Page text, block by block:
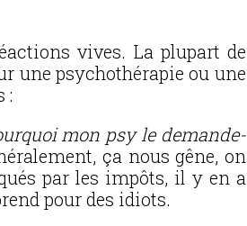
vives. La plupart de
une psychothérapie ou une
:
mon psy le demande-
ça nous gêne, on
par les impôts, il y en a
pour des idiots.